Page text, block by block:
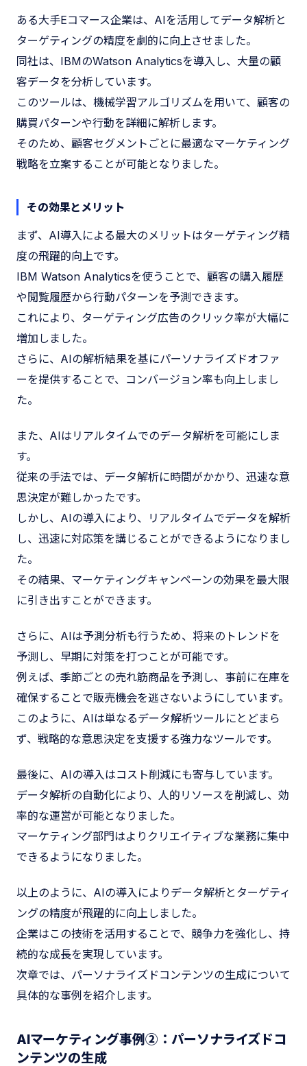
ある大手Eコマース企業は、AIを活用してデータ解析と
ターゲティングの精度を劇的に向上させました。
同社は、IBMのWatson Analyticsを導入し、大量の顧
客データを分析しています。
このツールは、機械学習アルゴリズムを用いて、顧客の
購買パターンや行動を詳細に解析します。
そのため、顧客セグメントごとに最適なマーケティング
戦略を立案することが可能となりました。
その効果とメリット
まず、AI導入による最大のメリットはターゲティング精
度の飛躍的向上です。
IBM Watson Analyticsを使うことで、顧客の購入履歴
や閲覧履歴から行動パターンを予測できます。
これにより、ターゲティング広告のクリック率が大幅に
増加しました。
さらに、AIの解析結果を基にパーソナライズドオファ
ーを提供することで、コンバージョン率も向上しまし
た。
また、AIはリアルタイムでのデータ解析を可能にしま
す。
従来の手法では、データ解析に時間がかかり、迅速な意
思決定が難しかったです。
しかし、AIの導入により、リアルタイムでデータを解析
し、迅速に対応策を講じることができるようになりまし
た。
その結果、マーケティングキャンペーンの効果を最大限
に引き出すことができます。
さらに、AIは予測分析も行うため、将来のトレンドを
予測し、早期に対策を打つことが可能です。
例えば、季節ごとの売れ筋商品を予測し、事前に在庫を
確保することで販売機会を逃さないようにしています。
このように、AIは単なるデータ解析ツールにとどまら
ず、戦略的な意思決定を支援する強力なツールです。
最後に、AIの導入はコスト削減にも寄与しています。
データ解析の自動化により、人的リソースを削減し、効
率的な運営が可能となりました。
マーケティング部門はよりクリエイティブな業務に集中
できるようになりました。
以上のように、AIの導入によりデータ解析とターゲティ
ングの精度が飛躍的に向上しました。
企業はこの技術を活用することで、競争力を強化し、持
続的な成長を実現しています。
次章では、パーソナライズドコンテンツの生成について
具体的な事例を紹介します。
AIマーケティング事例②：パーソナライズドコ
ンテンツの生成